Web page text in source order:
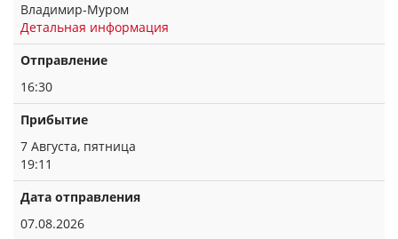
Владимир-Муром
Детальная информация
Отправление
16:30
Прибытие
7 Августа, пятница
19:11
Дата отправления
07.08.2026